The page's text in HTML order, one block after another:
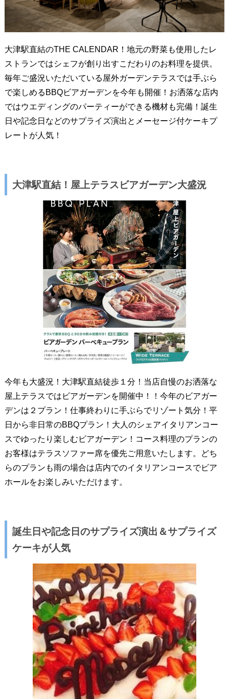
大津駅直結のTHE CALENDAR！地元の野菜も使用したレ
ストランではシェフが創り出すこだわりのお料理を提供。
毎年ご盛況いただいている屋外ガーデンテラスでは手ぶら
で楽しめるBBQビアガーデンを今年も開催！お洒落な店内
ではウエディングのパーティーができる機材も完備！誕生
日や記念日などのサプライズ演出とメーセージ付ケーキプ
レートが人気！
大津駅直結！屋上テラスビアガーデン大盛況
今年も大盛況！大津駅直結徒歩１分！当店自慢のお洒落な
屋上テラスではビアガーデンを開催中！！今年のビアガー
デンは２プラン！仕事終わりに手ぶらでリゾート気分！平
日から非日常のBBQプラン！大人のシェアイタリアンコー
スでゆったり楽しむビアガーデン！コース料理のプランの
お客様はテラスソファー席を優先ご用意いたします。どち
らのプランも雨の場合は店内でのイタリアンコースでビア
ホールをお楽しみいただけます。
誕生日や記念日のサプライズ演出＆サプライズ
ケーキが人気